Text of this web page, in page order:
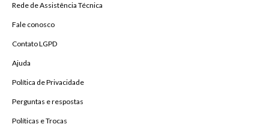
Rede de Assistência Técnica
Fale conosco
Contato LGPD
Ajuda
Política de Privacidade
Perguntas e respostas
Políticas e Trocas